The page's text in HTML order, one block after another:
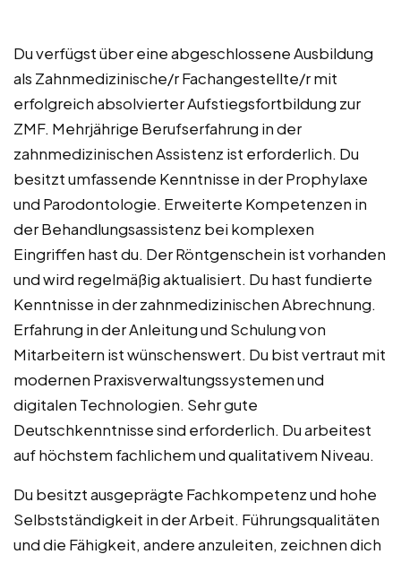
Du verfügst über eine abgeschlossene Ausbildung
als Zahnmedizinische/r Fachangestellte/r mit
erfolgreich absolvierter Aufstiegsfortbildung zur
ZMF. Mehrjährige Berufserfahrung in der
zahnmedizinischen Assistenz ist erforderlich. Du
besitzt umfassende Kenntnisse in der Prophylaxe
und Parodontologie. Erweiterte Kompetenzen in
der Behandlungsassistenz bei komplexen
Eingriffen hast du. Der Röntgenschein ist vorhanden
und wird regelmäßig aktualisiert. Du hast fundierte
Kenntnisse in der zahnmedizinischen Abrechnung.
Erfahrung in der Anleitung und Schulung von
Mitarbeitern ist wünschenswert. Du bist vertraut mit
modernen Praxisverwaltungssystemen und
digitalen Technologien. Sehr gute
Deutschkenntnisse sind erforderlich. Du arbeitest
auf höchstem fachlichem und qualitativem Niveau.
Du besitzt ausgeprägte Fachkompetenz und hohe
Selbstständigkeit in der Arbeit. Führungsqualitäten
und die Fähigkeit, andere anzuleiten, zeichnen dich